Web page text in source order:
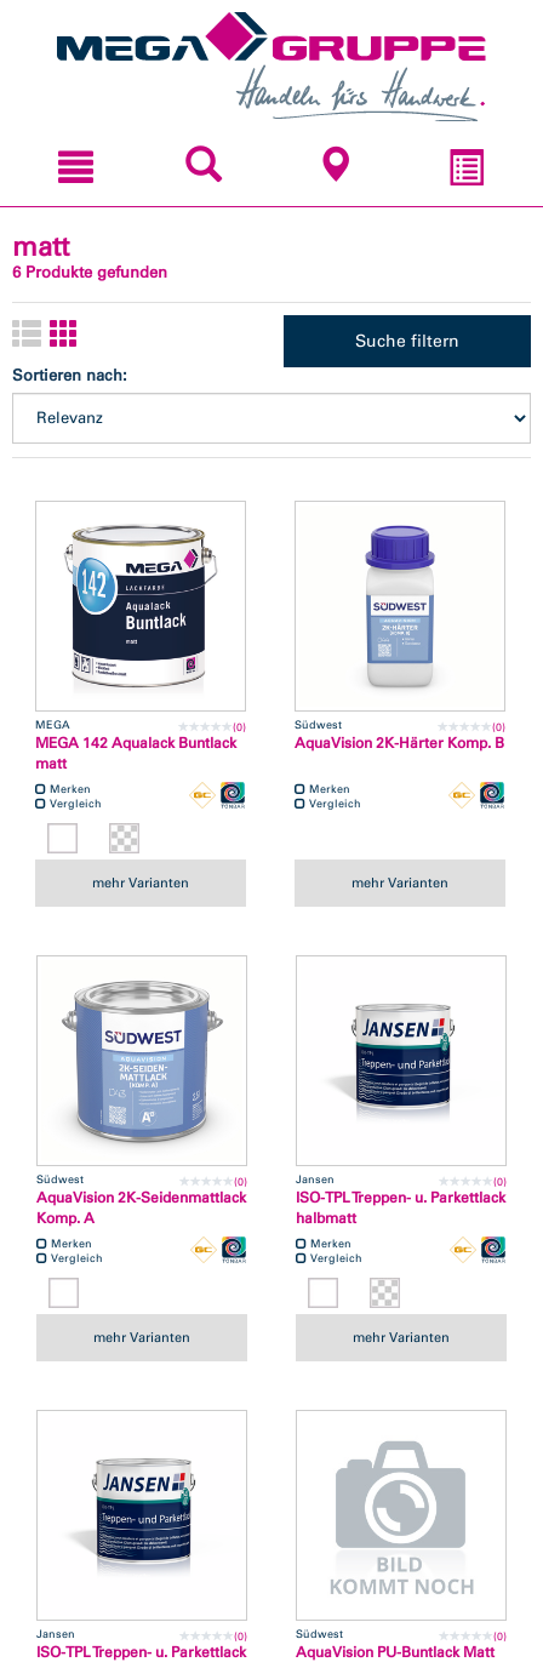
matt
6 Produkte gefunden
Suche filtern
Sortieren nach:
MEGA (0)
MEGA 142 Aqualack Buntlack
matt
Merken
Vergleich
mehr Varianten
Südwest (0)
AquaVision 2K-Härter Komp. B
Merken
Vergleich
mehr Varianten
Südwest (0)
AquaVision 2K-Seidenmattlack
Komp. A
Merken
Vergleich
mehr Varianten
Jansen (0)
ISO-TPL Treppen- u. Parkettlack
halbmatt
Merken
Vergleich
mehr Varianten
Jansen (0)
ISO-TPL Treppen- u. Parkettlack
Südwest (0)
AquaVision PU-Buntlack Matt